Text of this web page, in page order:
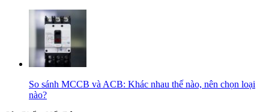
So sánh MCCB và ACB: Khác nhau thế nào, nên chọn loại
nào?